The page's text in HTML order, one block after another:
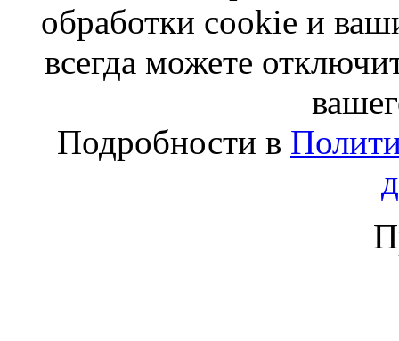
обработки cookie и
всегда можете
Подробности в